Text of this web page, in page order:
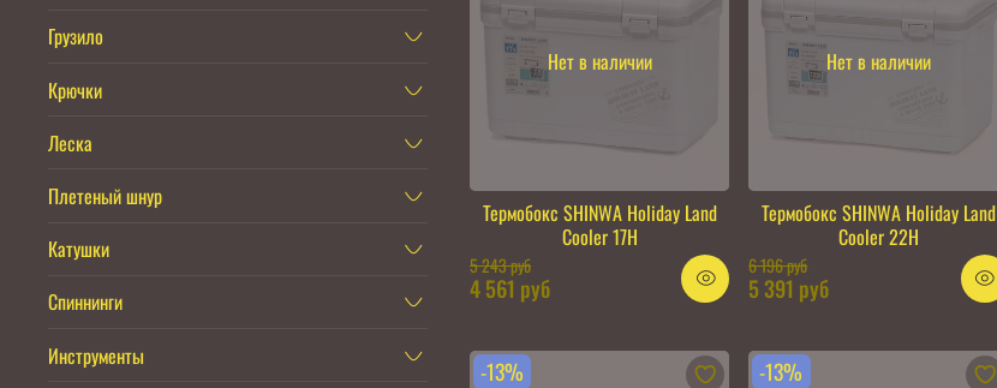
Нет в наличии
Термобокс SHINWA Holiday Land
Cooler 17H
5 243 руб
4 561 руб
Нет в наличии
Термобокс SHINWA Holiday Land
Cooler 22H
6 196 руб
5 391 руб
-13% -13%
Грузило
Крючки
Леска
Плетеный шнур
Катушки
Спиннинги
Инструменты